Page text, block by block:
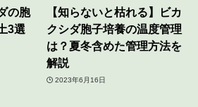
の胞
3選
【知らないと枯れる】ビカ
クシダ胞子培養の温度管理
は？夏冬含めた管理方法を
解説
2023年6月16日